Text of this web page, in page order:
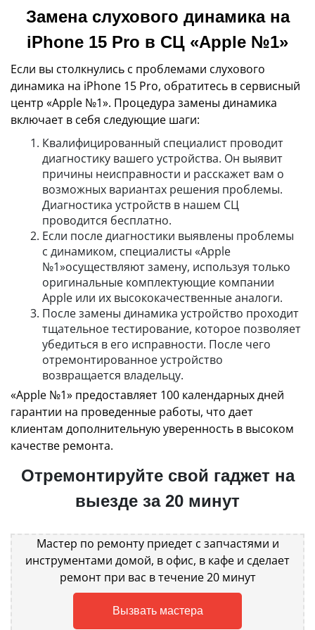
Замена слухового динамика на
iPhone 15 Pro в СЦ «Apple №1»
Если вы столкнулись с проблемами слухового
динамика на iPhone 15 Pro, обратитесь в сервисный
центр «Apple №1». Процедура замены динамика
включает в себя следующие шаги:
Квалифицированный специалист проводит
диагностику вашего устройства. Он выявит
причины неисправности и расскажет вам о
возможных вариантах решения проблемы.
Диагностика устройств в нашем СЦ
проводится бесплатно.
Если после диагностики выявлены проблемы
с динамиком, специалисты «Apple
№1»осуществляют замену, используя только
оригинальные комплектующие компании
Apple или их высококачественные аналоги.
После замены динамика устройство проходит
тщательное тестирование, которое позволяет
убедиться в его исправности. После чего
отремонтированное устройство
возвращается владельцу.
«Apple №1» предоставляет 100 календарных дней
гарантии на проведенные работы, что дает
клиентам дополнительную уверенность в высоком
качестве ремонта.
Отремонтируйте свой гаджет на
выезде за 20 минут
Мастер по ремонту приедет с запчастями и
инструментами домой, в офис, в кафе и сделает
ремонт при вас в течение 20 минут
Вызвать мастера